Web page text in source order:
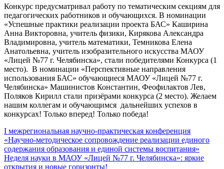
Конкурс предусматривал работу по тематическим секциям для
педагогических работников и обучающихся. В номинации
«Успешные практики реализации проекта БАС» Каширина
Анна Викторовна, учитель физики, Кирякова Александра
Владимировна, учитель математики, Темникова Елена
Анатольевна, учитель изобразительного искусства МАОУ
«Лицей №77 г. Челябинска», стали победителями Конкурса (1
место). В номинации «Перспективные направления
использования БАС» обучающиеся МАОУ «Лицей №77 г.
Челябинска» Машинистов Константин, Феофилактов Лев,
Поляков Кирилл стали призёрами конкурса (2 место). Желаем
нашим коллегам и обучающимся дальнейших успехов в
конкурсах! Только вперед! Только победа!
Навигация
по
записям
I межрегиональная научно-практическая конференция
«Научно-методическое сопровождение реализации единого
содержания образования и единой системы воспитания»
Неделя науки в МАОУ «Лицей №77 г. Челябинска»: яркие
открытия и новые горизонты!